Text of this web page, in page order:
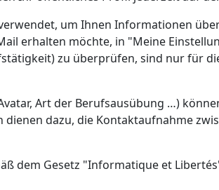
um Ihnen Informationen
erhalten möchte, in "Meine
zu überprüfen, sind nur für
Art der Berufsausübung …)
dazu, die Kontaktaufnahme
dem Gesetz "Informatique et